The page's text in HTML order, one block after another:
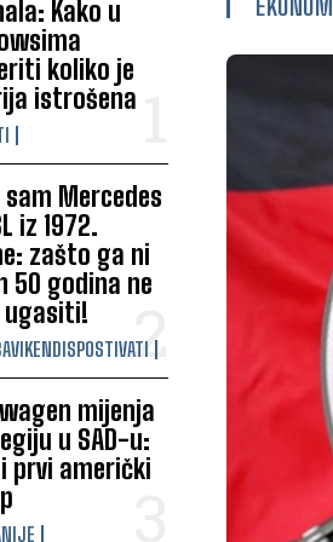
Kako u
koliko je
istrošena
sam Mercedes
iz 1972.
zašto ga ni
50 godina ne
ugasiti!
mijenja
u SAD-u:
prvi američki